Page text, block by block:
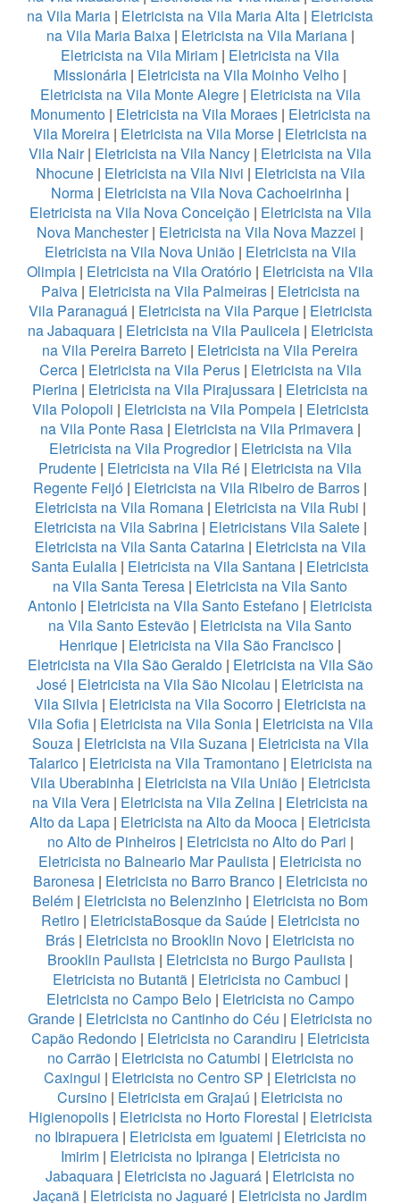
na Vila Maria | Eletricista na Vila Maria Alta | Eletricista
na Vila Maria Baixa| Eletricista na Vila Mariana|
Eletricista na Vila Miriam | Eletricista na Vila
Missionária | Eletricista na Vila Moinho Velho |
Eletricista na Vila Monte Alegre| Eletricista na Vila
Monumento| Eletricista na Vila Moraes| Eletricista na
Vila Moreira | Eletricista na Vila Morse | Eletricista na
Vila Nair| Eletricista na Vila Nancy | Eletricista na Vila
Nhocune| Eletricista na Vila Nivi | Eletricista na Vila
Norma | Eletricista na Vila Nova Cachoeirinha |
Eletricista na Vila Nova Conceição| Eletricista na Vila
Nova Manchester| Eletricista na Vila Nova Mazzei |
Eletricista na Vila Nova União| Eletricista na Vila
Olimpia | Eletricista na Vila Oratório | Eletricista na Vila
Paiva| Eletricista na Vila Palmeiras| Eletricista na
Vila Paranaguá| Eletricista na Vila Parque| Eletricista
na Jabaquara| Eletricista na Vila Pauliceia| Eletricista
na Vila Pereira Barreto | Eletricista na Vila Pereira
Cerca| Eletricista na Vila Perus| Eletricista na Vila
Pierina | Eletricista na Vila Pirajussara | Eletricista na
Vila Polopoli | Eletricista na Vila Pompeia| Eletricista
na Vila Ponte Rasa| Eletricista na Vila Primavera|
Eletricista na Vila Progredior| Eletricista na Vila
Prudente | Eletricista na Vila Ré | Eletricista na Vila
Regente Feijó | Eletricista na Vila Ribeiro de Barros |
Eletricista na Vila Romana| Eletricista na Vila Rubi |
Eletricista na Vila Sabrina| Eletricistans Vila Salete|
Eletricista na Vila Santa Catarina| Eletricista na Vila
Santa Eulalia | Eletricista na Vila Santana | Eletricista
na Vila Santa Teresa | Eletricista na Vila Santo
Antonio | Eletricista na Vila Santo Estefano | Eletricista
na Vila Santo Estevão | Eletricista na Vila Santo
Henrique | Eletricista na Vila São Francisco |
Eletricista na Vila São Geraldo| Eletricista na Vila São
José | Eletricista na Vila São Nicolau | Eletricista na
Vila Silvia | Eletricista na Vila Socorro | Eletricista na
Vila Sofia| Eletricista na Vila Sonia| Eletricista na Vila
Souza| Eletricista na Vila Suzana| Eletricista na Vila
Talarico| Eletricista na Vila Tramontano| Eletricista na
Vila Uberabinha| Eletricista na Vila União| Eletricista
na Vila Vera | Eletricista na Vila Zelina | Eletricista na
Alto da Lapa | Eletricista na Alto da Mooca | Eletricista
no Alto de Pinheiros| Eletricista no Alto do Pari |
Eletricista no Balneario Mar Paulista | Eletricista no
Baronesa| Eletricista no Barro Branco| Eletricista no
Belém | Eletricista no Belenzinho | Eletricista no Bom
Retiro| EletricistaBosque da Saúde| Eletricista no
Brás | Eletricista no Brooklin Novo | Eletricista no
Brooklin Paulista | Eletricista no Burgo Paulista |
Eletricista no Butantã| Eletricista no Cambuci |
Eletricista no Campo Belo| Eletricista no Campo
Grande | Eletricista no Cantinho do Céu | Eletricista no
Capão Redondo| Eletricista no Carandiru | Eletricista
no Carrão| Eletricista no Catumbi | Eletricista no
Caxingui | Eletricista no Centro SP | Eletricista no
Cursino | Eletricista em Grajaú | Eletricista no
Higienopolis| Eletricista no Horto Florestal | Eletricista
no Ibirapuera| Eletricista em Iguatemi | Eletricista no
Imirim| Eletricista no Ipiranga| Eletricista no
Jabaquara | Eletricista no Jaguará | Eletricista no
Jaçanã | Eletricista no Jaguaré | Eletricista no Jardim